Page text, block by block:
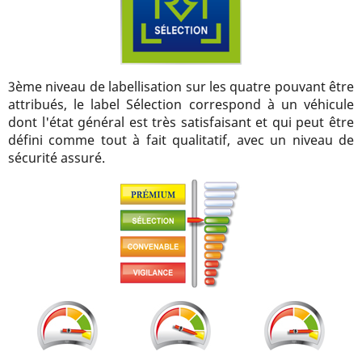
3ème niveau de labellisation sur les quatre pouvant être
attribués, le label Sélection correspond à un véhicule
dont l'état général est très satisfaisant et qui peut être
défini comme tout à fait qualitatif, avec un niveau de
sécurité assuré.